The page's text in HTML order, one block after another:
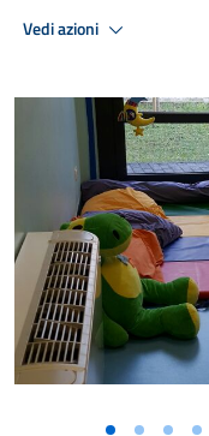
Vedi azioni